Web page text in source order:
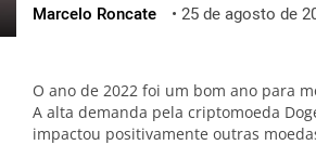
ქართული
Marcelo Roncate • 25 de agosto de
O ano de 2022 foi um bom ano para
A alta demanda pela criptomoeda
impactou positivamente outras